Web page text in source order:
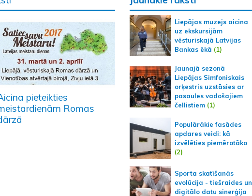
pieteikties
Romas
Liepājas muzejs aicina
uz ekskursijām
vēsturiskajā Latvijas
Bankas ēkā (1)
Jaunajā sezonā
Liepājas Simfoniskais
orķestris uzstāsies ar
pasaules vadošajiem
čellistiem (1)
Populārākie fasādes
apdares veidi: kā
izvēlēties piemērotāko
(2)
Sporta skatīšanās
evolūcija - tiešraides un
digitālo datu sinerģija